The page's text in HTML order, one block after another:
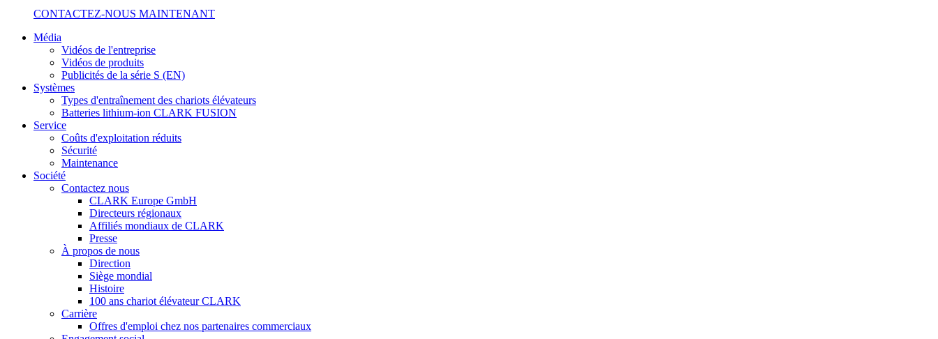
CONTACTEZ-NOUS MAINTENANT
Média
Vidéos de l'entreprise
Vidéos de produits
Publicités de la série S (EN)
Systèmes
Types d'entraînement des chariots élévateurs
Batteries lithium-ion CLARK FUSION
Service
Coûts d'exploitation réduits
Sécurité
Maintenance
Société
Contactez nous
CLARK Europe GmbH
Directeurs régionaux
Affiliés mondiaux de CLARK
Presse
À propos de nous
Direction
Siège mondial
Histoire
100 ans chariot élévateur CLARK
Carrière
Offres d'emploi chez nos partenaires commerciaux